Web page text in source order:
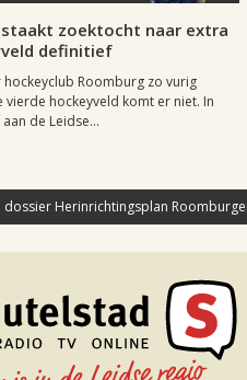
staakt zoektocht naar extra
definitief
Roomburg zo vurig
vierde hockeyveld komt er niet. In
de Leidse...
dossier Herinrichtingsplan